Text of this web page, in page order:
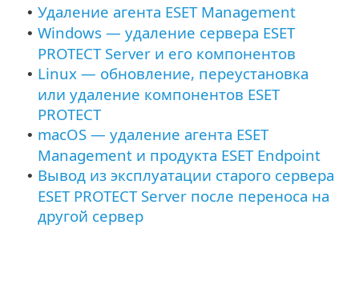
• Удаление агента ESET Management
• Windows — удаление сервера ESET
PROTECT Server и его компонентов
• Linux — обновление, переустановка
или удаление компонентов ESET
PROTECT
• macOS — удаление агента ESET
Management и продукта ESET Endpoint
• Вывод из эксплуатации старого сервера
ESET PROTECT Server после переноса на
другой сервер